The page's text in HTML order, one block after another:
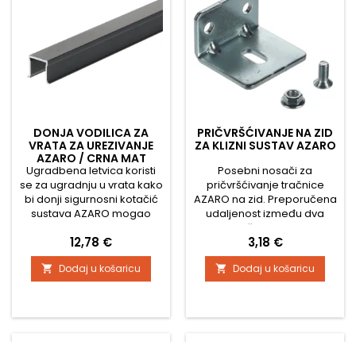
DONJA VODILICA ZA
VRATA ZA UREZIVANJE
AZARO / CRNA MAT
Ugradbena letvica koristi
se za ugradnju u vrata kako
bi donji sigurnosni kotačić
sustava AZARO mogao
je u duljini od 2000 mm.
Cijena
12,78 €
 Dodaj u košaricu
PRIČVRŠĆIVANJE NA ZID
ZA KLIZNI SUSTAV AZARO
Posebni nosači za
pričvršćivanje tračnice
AZARO na zid. Preporučena
udaljenost između dva
nosača je 50 cm.
Cijena
3,18 €
 Dodaj u košaricu